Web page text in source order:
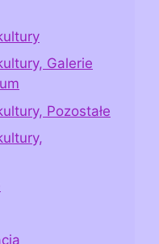
Galerie
Pozostałe